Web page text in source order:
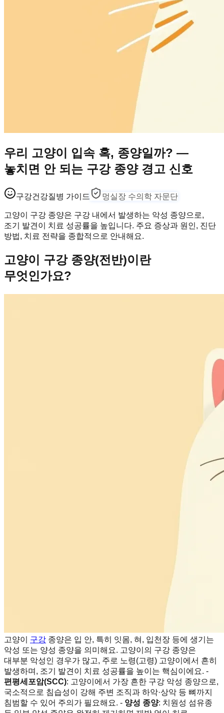
우리 고양이 입속 혹, 종양일까? —
놓치면 안 되는 구강 종양 경고 신호
구강건강질병 가이드 멍실장 수의학 자문단
고양이 구강 종양은 구강 내에서 발생하는 악성 종양으로,
조기 발견이 치료 성공률을 높입니다. 주요 증상과 원인, 진단
방법, 치료 전략을 종합적으로 안내해요.
고양이 구강 종양(전반)이란
무엇인가요?
고양이 구강 종양은 입 안, 특히 잇몸, 혀, 입천장 등에 생기는
악성 또는 양성 종양을 의미해요. 고양이의 구강 종양은
대부분 악성인 경우가 많고, 주로 노령(고령) 고양이에서 흔히
발생하며, 조기 발견이 치료 성공률을 높이는 핵심이에요. -
편평세포암(SCC): 고양이에서 가장 흔한 구강 악성 종양으로,
국소적으로 침습성이 강해 주변 조직과 하악·상악 등 뼈까지
침범할 수 있어 주의가 필요해요. - 양성 종양: 치원성 섬유종